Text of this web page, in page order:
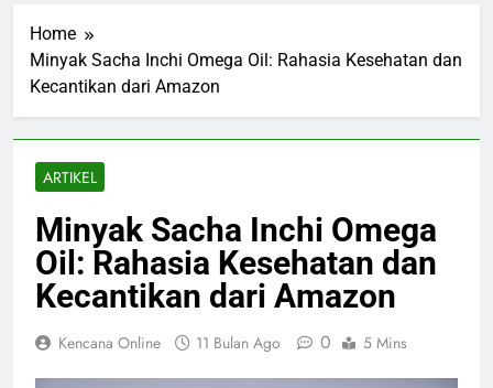
Home
Minyak Sacha Inchi Omega Oil: Rahasia Kesehatan dan
Kecantikan dari Amazon
ARTIKEL
Minyak Sacha Inchi Omega
Oil: Rahasia Kesehatan dan
Kecantikan dari Amazon
Kencana Online 11 Bulan Ago 0 5 Mins